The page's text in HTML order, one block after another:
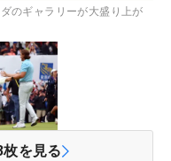
のギャラリーが大盛り上が
枚を見る